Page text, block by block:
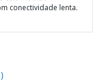
conectividade lenta.